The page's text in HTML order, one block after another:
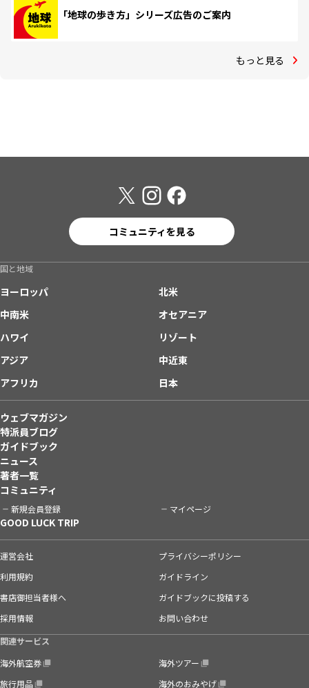
「地球の歩き方」シリーズ広告のご案内
もっと見る
コミュニティを見る
国と地域
ヨーロッパ
北米
中南米
オセアニア
ハワイ
リゾート
アジア
中近東
アフリカ
日本
ウェブマガジン
特派員ブログ
ガイドブック
ニュース
著者一覧
コミュニティ
新規会員登録 マイページ
GOOD LUCK TRIP
運営会社
プライバシーポリシー
利用規約
ガイドライン
書店御担当者様へ
ガイドブックに投稿する
採用情報
お問い合わせ
関連サービス
海外航空券
海外ツアー
旅行用品
海外のおみやげ